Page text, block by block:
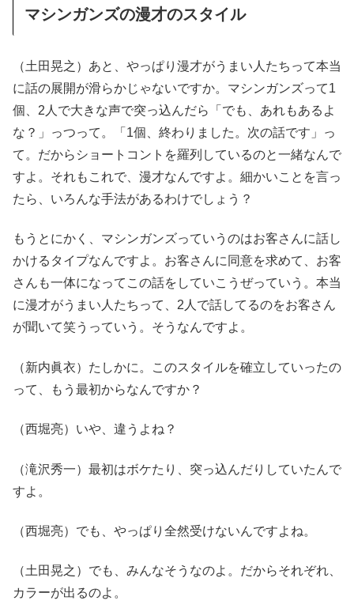
マシンガンズの漫才のスタイル
（土田晃之）あと、やっぱり漫才がうまい人たちって本当
に話の展開が滑らかじゃないですか。マシンガンズって1
個、2人で大きな声で突っ込んだら「でも、あれもあるよ
な？」っつって。「1個、終わりました。次の話です」っ
て。だからショートコントを羅列しているのと一緒なんで
すよ。それもこれで、漫才なんですよ。細かいことを言っ
たら、いろんな手法があるわけでしょう？
もうとにかく、マシンガンズっていうのはお客さんに話し
かけるタイプなんですよ。お客さんに同意を求めて、お客
さんも一体になってこの話をしていこうぜっていう。本当
に漫才がうまい人たちって、2人で話してるのをお客さん
が聞いて笑うっていう。そうなんですよ。
（新内眞衣）たしかに。このスタイルを確立していったの
って、もう最初からなんですか？
（西堀亮）いや、違うよね？
（滝沢秀一）最初はボケたり、突っ込んだりしていたんで
すよ。
（西堀亮）でも、やっぱり全然受けないんですよね。
（土田晃之）でも、みんなそうなのよ。だからそれぞれ、
カラーが出るのよ。